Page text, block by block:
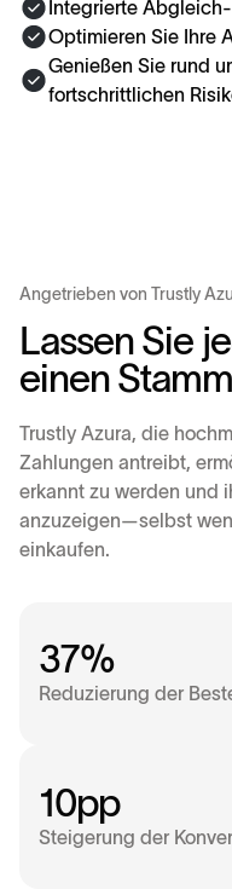
Integrierte
Optimieren Sie Ihre
Genießen Sie rund
fortschrittlichen
Angetrieben von Trustly
Lassen Sie je
einen Stamm
Trustly Azura, die
Zahlungen antreibt,
erkannt zu werden und
anzuzeigen—selbst
einkaufen.
37%
Reduzierung der
10pp
Steigerung der